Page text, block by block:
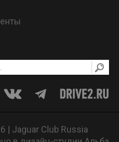
| Jaguar Club Russia